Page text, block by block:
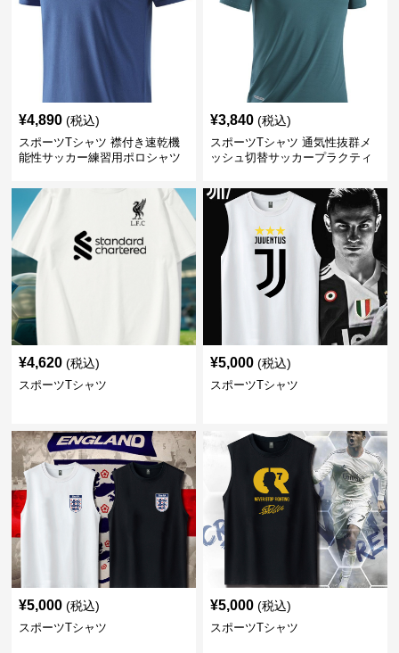
¥4,890 (税込)
スポーツTシャツ 襟付き速乾機
能性サッカー練習用ポロシャツ
¥3,840 (税込)
スポーツTシャツ 通気性抜群メ
ッシュ切替サッカープラクティ
¥4,620 (税込)
スポーツTシャツ
¥5,000 (税込)
スポーツTシャツ
¥5,000 (税込)
スポーツTシャツ
¥5,000 (税込)
スポーツTシャツ